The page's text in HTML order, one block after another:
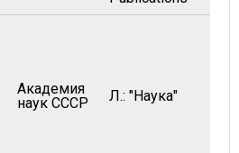
Академия
наук СССР
Л.: "Наука"